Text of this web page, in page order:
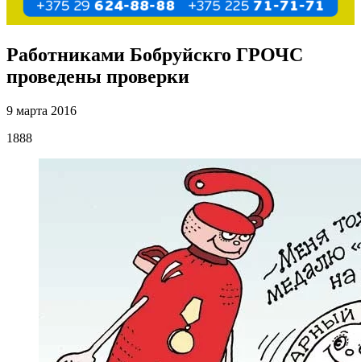
Работниками Бобруйскго ГРОЧС
проведены проверки
9 марта 2016
1888